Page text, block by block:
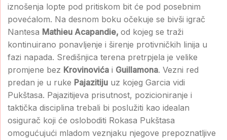
iznošenja lopte pod pritiskom bit će pod posebnim
povećalom. Na desnom boku očekuje se bivši igrač
Nantesa Mathieu Acapandie, od kojeg se traži
kontinuirano ponavljenje i širenje protivničkih linija u
fazi napada. Središnjica terena pretrpjela je velike
promjene bez Krovinovića i Guillamona. Vezni red
predan je u ruke Pajazitiju uz kojeg Garcia vidi
Pukštasa. Pajazitijeva prisutnost, pozicioniranje i
taktička disciplina trebali bi poslužiti kao idealan
osigurač koji će osloboditi Rokasa Pukštasa
omogućujući mladom veznjaku njegove prepoznatljive